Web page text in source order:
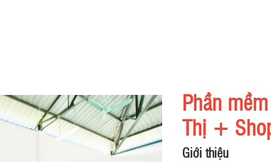
Phần
Thị +
Giới thiệu